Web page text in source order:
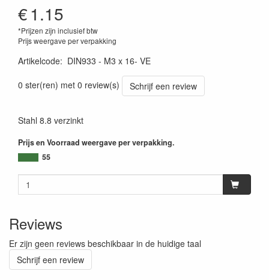
€1.15
*Prijzen zijn inclusief btw
Prijs weergave per verpakking
Artikelcode: DIN933 - M3 x 16- VE
0 ster(ren) met 0 review(s)
Schrijf een review
Stahl 8.8 verzinkt
Prijs en Voorraad weergave per verpakking.
55
Reviews
Er zijn geen reviews beschikbaar in de huidige taal
Schrijf een review